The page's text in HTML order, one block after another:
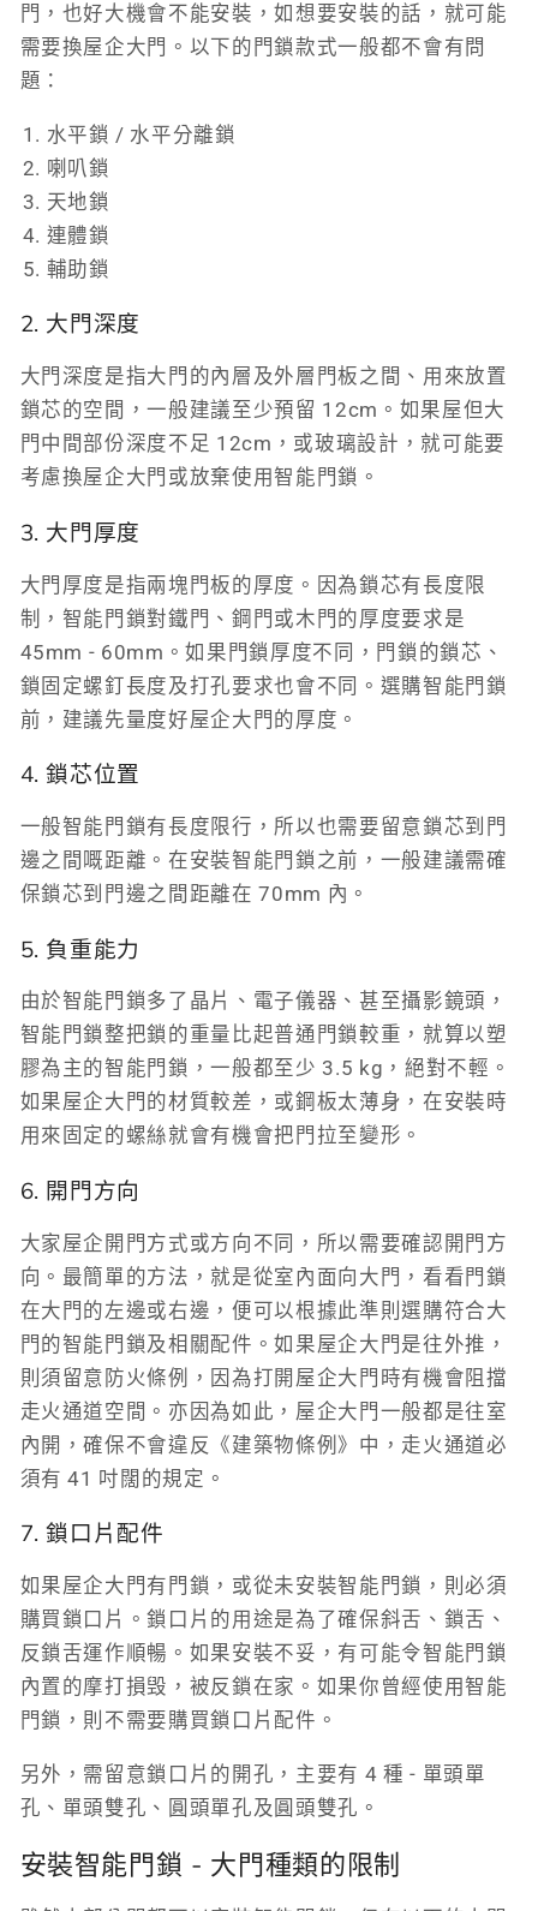
門，也好大機會不能安裝，如想要安裝的話，就可能
需要換屋企大門。以下的門鎖款式一般都不會有問
題：
水平鎖 / 水平分離鎖
喇叭鎖
天地鎖
連體鎖
輔助鎖
2. 大門深度
大門深度是指大門的內層及外層門板之間、用來放置
鎖芯的空間，一般建議至少預留 12cm。如果屋但大
門中間部份深度不足 12cm，或玻璃設計，就可能要
考慮換屋企大門或放棄使用智能門鎖。
3. 大門厚度
大門厚度是指兩塊門板的厚度。因為鎖芯有長度限
制，智能門鎖對鐵門、鋼門或木門的厚度要求是
45mm - 60mm。如果門鎖厚度不同，門鎖的鎖芯、
鎖固定螺釘長度及打孔要求也會不同。選購智能門鎖
前，建議先量度好屋企大門的厚度。
4. 鎖芯位置
一般智能門鎖有長度限行，所以也需要留意鎖芯到門
邊之間嘅距離。在安裝智能門鎖之前，一般建議需確
保鎖芯到門邊之間距離在 70mm 內。
5. 負重能力
由於智能門鎖多了晶片、電子儀器、甚至攝影鏡頭，
智能門鎖整把鎖的重量比起普通門鎖較重，就算以塑
膠為主的智能門鎖，一般都至少 3.5 kg，絕對不輕。
如果屋企大門的材質較差，或鋼板太薄身，在安裝時
用來固定的螺絲就會有機會把門拉至變形。
6. 開門方向
大家屋企開門方式或方向不同，所以需要確認開門方
向。最簡單的方法，就是從室內面向大門，看看門鎖
在大門的左邊或右邊，便可以根據此準則選購符合大
門的智能門鎖及相關配件。如果屋企大門是往外推，
則須留意防火條例，因為打開屋企大門時有機會阻擋
走火通道空間。亦因為如此，屋企大門一般都是往室
內開，確保不會違反《建築物條例》中，走火通道必
須有 41 吋闊的規定。
7. 鎖口片配件
如果屋企大門有門鎖，或從未安裝智能門鎖，則必須
購買鎖口片。鎖口片的用途是為了確保斜舌、鎖舌、
反鎖舌運作順暢。如果安裝不妥，有可能令智能門鎖
內置的摩打損毁，被反鎖在家。如果你曾經使用智能
門鎖，則不需要購買鎖口片配件。
另外，需留意鎖口片的開孔，主要有 4 種 - 單頭單
孔、單頭雙孔、圓頭單孔及圓頭雙孔。
安裝智能門鎖 - 大門種類的限制